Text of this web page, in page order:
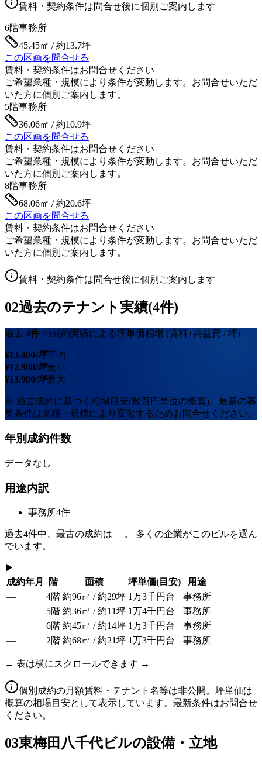
賃料・契約条件は問合せ後に個別ご案内します
6階事務所
45.45㎡ / 約13.7坪
この区画を問合せる
賃料・契約条件はお問合せください
ご希望業種・規模により条件が変動します。お問合せいただ
いた方に個別ご案内します。
5階事務所
36.06㎡ / 約10.9坪
この区画を問合せる
賃料・契約条件はお問合せください
ご希望業種・規模により条件が変動します。お問合せいただ
いた方に個別ご案内します。
8階事務所
68.06㎡ / 約20.6坪
この区画を問合せる
賃料・契約条件はお問合せください
ご希望業種・規模により条件が変動します。お問合せいただ
いた方に個別ご案内します。
賃料・契約条件は問合せ後に個別ご案内します
02過去のテナント実績(4件)
過去 4件 の成約実績による坪単価相場 (賃料+共益費 / 坪)
¥13,400/坪平均
¥12,900/坪最小
¥13,900/坪最大
※ 過去成約に基づく相場目安(数百円単位の概算)。最新の募
集条件は業種・規模により変動するためお問合せください。
年別成約件数
データなし
用途内訳
事務所4件
過去4件中、最古の成約は —。 多くの企業がこのビルを選ん
でいます。
▶
成約年月
階 面積 坪単価(目安)
用途
—
4階 約96㎡ / 約29坪 1万3千円台
事務所
—
5階 約36㎡ / 約11坪 1万4千円台
事務所
—
6階 約45㎡ / 約14坪 1万3千円台
事務所
—
2階 約68㎡ / 約21坪 1万3千円台 事務所
← 表は横にスクロールできます →
個別成約の月額賃料・テナント名等は非公開。坪単価は
概算の相場目安として表示しています。最新条件はお問合せ
ください。
03東梅田八千代ビルの設備・立地